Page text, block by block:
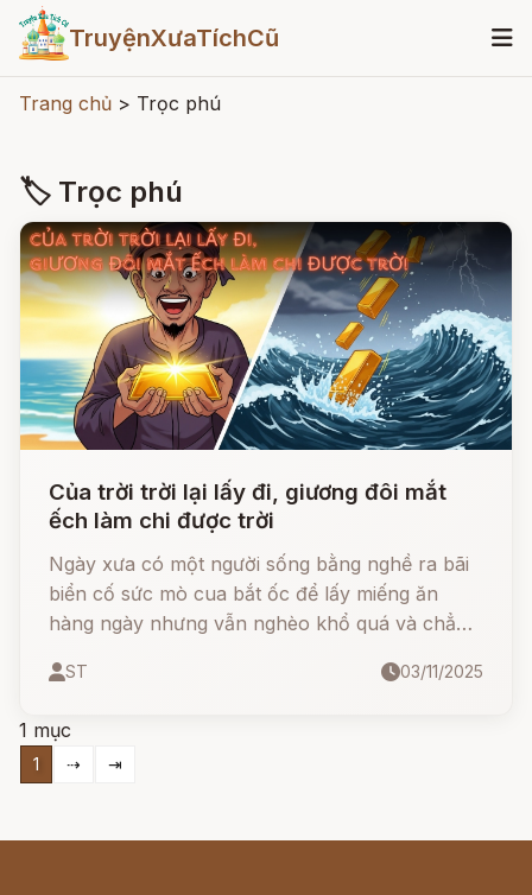
TruyệnXưaTíchCũ
Trang chủ > Trọc phú
🏷 Trọc phú
Của trời trời lại lấy đi, giương đôi mắt
ếch làm chi được trời
Ngày xưa có một người sống bằng nghề ra bãi
biển cố sức mò cua bắt ốc để lấy miếng ăn
hàng ngày nhưng vẫn nghèo khổ quá và chẳng
ST 03/11/2025
1 mục
1 ⇢ ⇥